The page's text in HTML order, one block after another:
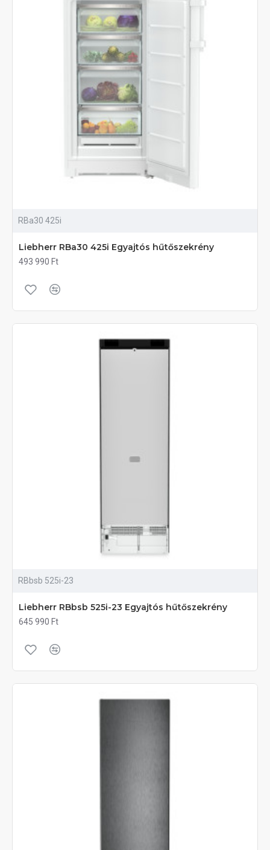
RBa30 425i
Liebherr RBa30 425i Egyajtós hűtőszekrény
493 990 Ft
RBbsb 525i-23
Liebherr RBbsb 525i-23 Egyajtós hűtőszekrény
645 990 Ft